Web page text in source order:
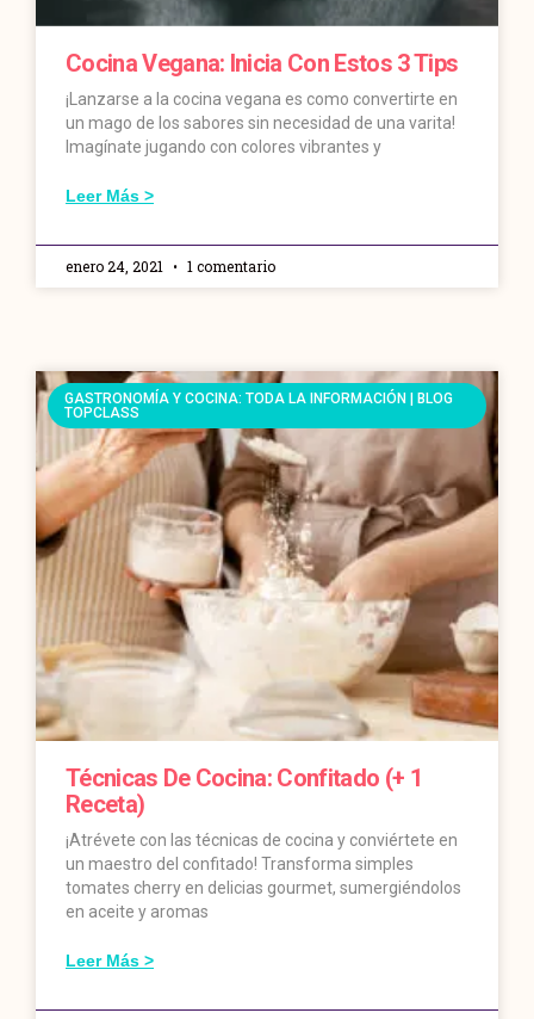
Cocina Vegana: Inicia Con Estos 3 Tips
¡Lanzarse a la cocina vegana es como convertirte en
un mago de los sabores sin necesidad de una varita!
Imagínate jugando con colores vibrantes y
Leer Más >
enero 24, 2021 1 comentario
GASTRONOMÍA Y COCINA: TODA LA INFORMACIÓN | BLOG
TOPCLASS
Técnicas De Cocina: Confitado (+ 1
Receta)
¡Atrévete con las técnicas de cocina y conviértete en
un maestro del confitado! Transforma simples
tomates cherry en delicias gourmet, sumergiéndolos
en aceite y aromas
Leer Más >